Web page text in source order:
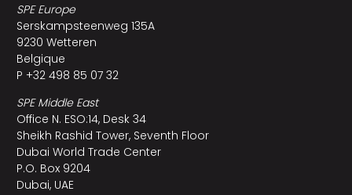
SPE Europe
Serskampsteenweg 135A
9230 Wetteren
Belgique
P +32 498 85 07 32
SPE Middle East
Office N. ESO:14, Desk 34
Sheikh Rashid Tower, Seventh Floor
Dubai World Trade Center
P.O. Box 9204
Dubai, UAE